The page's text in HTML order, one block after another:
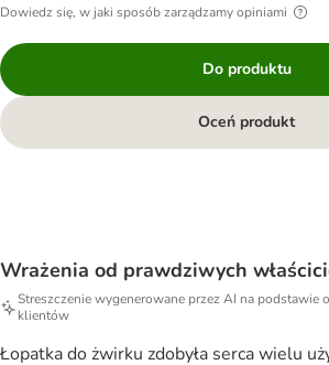
Dowiedz się, w jaki sposób zarządzamy opiniami
Do produktu
Oceń produkt
Wrażenia od prawdziwych
Streszczenie wygenerowane przez AI na podstawie
klientów
Łopatka do żwirku zdobyła serca wielu